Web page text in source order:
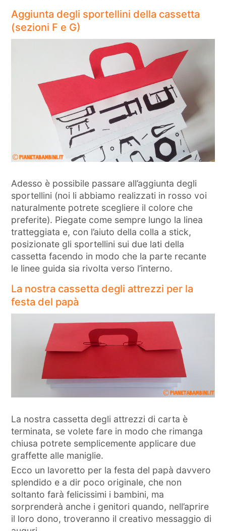
Aggiunta degli sportellini della cassetta
(sezioni F e G)
Adesso è possibile passare all’aggiunta degli
sportellini (noi li abbiamo realizzati in rosso voi
naturalmente potrete scegliere il colore che
preferite). Piegate come sempre lungo la linea
tratteggiata e, con l’aiuto della colla a stick,
posizionate gli sportellini sui due lati della
cassetta facendo in modo che la parte recante
le linee guida sia rivolta verso l’interno.
La nostra cassetta degli attrezzi per la
festa del papà
La nostra cassetta degli attrezzi di carta è
terminata, se volete fare in modo che rimanga
chiusa potrete semplicemente applicare due
graffette alle maniglie.
Ecco un lavoretto per la festa del papà davvero
splendido e a dir poco originale, che non
soltanto farà felicissimi i bambini, ma
sorprenderà anche i genitori quando, nell’aprire
il loro dono, troveranno il creativo messaggio di